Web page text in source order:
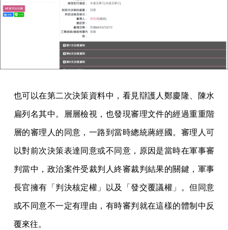
也可以在第二次決策資料中，看見辯護人鄭慶隆、陳水
扁列名其中。層層檢視，也發現審理文件的經過重重階
層的審理人的同意，一路到當時總統蔣經國。審理人可
以對前次決策表達同意或不同意，原因是當時在軍事審
判當中，政治案件受裁判人終審裁判結果的關鍵，軍事
長官擁有「判決核定權」以及「發交覆議權」。但同意
或不同意不一定有理由，有時審判就在這樣的體制中反
覆來往。